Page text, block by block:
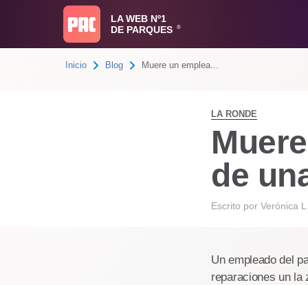
LA WEB Nº1
DE PARQUES
®
Inicio Blog Muere un emplea...
LA RONDE
de
Escrito por Verónica
Un empleado del
reparaciones un la